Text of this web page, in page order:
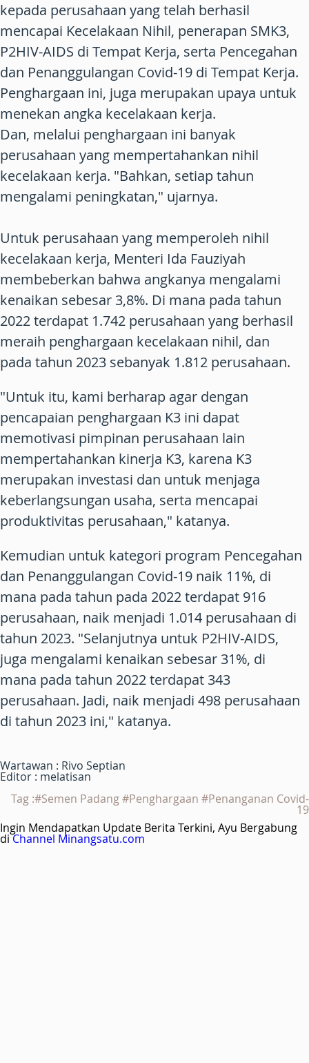
kepada perusahaan yang telah berhasil
mencapai Kecelakaan Nihil, penerapan SMK3,
P2HIV-AIDS di Tempat Kerja, serta Pencegahan
dan Penanggulangan Covid-19 di Tempat Kerja.
Penghargaan ini, juga merupakan upaya untuk
menekan angka kecelakaan kerja.
Dan, melalui penghargaan ini banyak
perusahaan yang mempertahankan nihil
kecelakaan kerja. "Bahkan, setiap tahun
mengalami peningkatan," ujarnya.
Untuk perusahaan yang memperoleh nihil
kecelakaan kerja, Menteri Ida Fauziyah
membeberkan bahwa angkanya mengalami
kenaikan sebesar 3,8%. Di mana pada tahun
2022 terdapat 1.742 perusahaan yang berhasil
meraih penghargaan kecelakaan nihil, dan
pada tahun 2023 sebanyak 1.812 perusahaan.
"Untuk itu, kami berharap agar dengan
pencapaian penghargaan K3 ini dapat
memotivasi pimpinan perusahaan lain
mempertahankan kinerja K3, karena K3
merupakan investasi dan untuk menjaga
keberlangsungan usaha, serta mencapai
produktivitas perusahaan," katanya.
Kemudian untuk kategori program Pencegahan
dan Penanggulangan Covid-19 naik 11%, di
mana pada tahun pada 2022 terdapat 916
perusahaan, naik menjadi 1.014 perusahaan di
tahun 2023. "Selanjutnya untuk P2HIV-AIDS,
juga mengalami kenaikan sebesar 31%, di
mana pada tahun 2022 terdapat 343
perusahaan. Jadi, naik menjadi 498 perusahaan
di tahun 2023 ini," katanya.
Wartawan : Rivo Septian
Editor : melatisan
Tag :#Semen Padang #Penghargaan #Penanganan Covid-
19
Ingin Mendapatkan Update Berita Terkini, Ayu Bergabung
diChannel Minangsatu.com